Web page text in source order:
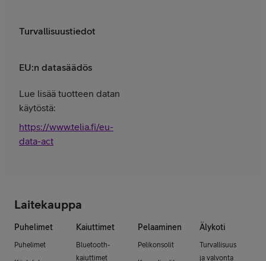
Turvallisuustiedot
EU:n datasäädös
Lue lisää tuotteen datan
käytöstä:
https://www.telia.fi/eu-
data-act
Laitekauppa
Puhelimet
Puhelimet
Kaiuttimet
Bluetooth-
kaiuttimet
Pelaaminen
Pelikonsolit
Älykoti
Turvallisuus
ja valvonta